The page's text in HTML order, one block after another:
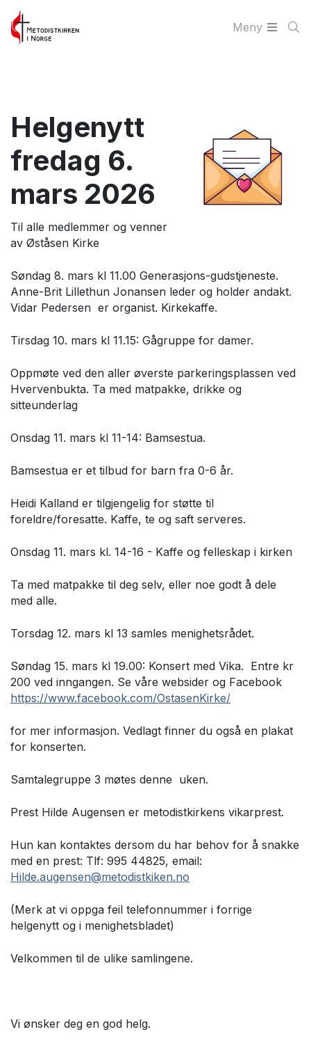
Meny
Helgenytt
fredag 6.
mars 2026
Til alle medlemmer og venner
av Øståsen Kirke
Søndag 8. mars kl 11.00 Generasjons-gudstjeneste.
Anne-Brit Lillethun Jonansen leder og holder andakt.
Vidar Pedersen er organist. Kirkekaffe.
Tirsdag 10. mars kl 11.15: Gågruppe for damer.
Oppmøte ved den aller øverste parkeringsplassen ved
Hvervenbukta. Ta med matpakke, drikke og
sitteunderlag
Onsdag 11. mars kl 11-14: Bamsestua.
Bamsestua er et tilbud for barn fra 0-6 år.
Heidi Kalland er tilgjengelig for støtte til
foreldre/foresatte. Kaffe, te og saft serveres.
Onsdag 11. mars kl. 14-16 - Kaffe og felleskap i kirken
Ta med matpakke til deg selv, eller noe godt å dele
med alle.
Torsdag 12. mars kl 13 samles menighetsrådet.
Søndag 15. mars kl 19.00: Konsert med Vika. Entre kr
200 ved inngangen. Se våre websider og Facebook
https://www.facebook.com/OstasenKirke/
for mer informasjon. Vedlagt finner du også en plakat
for konserten.
Samtalegruppe 3 møtes denne uken.
Prest Hilde Augensen er metodistkirkens vikarprest.
Hun kan kontaktes dersom du har behov for å snakke
med en prest: Tlf: 995 44825, email:
Hilde.augensen@metodistkiken.no
(Merk at vi oppga feil telefonnummer i forrige
helgenytt og i menighetsbladet)
Velkommen til de ulike samlingene.
Vi ønsker deg en god helg.